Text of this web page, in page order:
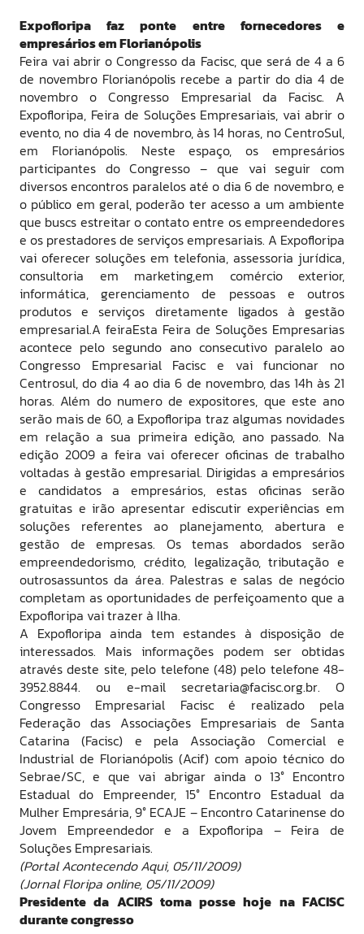
Expofloripa faz ponte entre fornecedores e
empresários em Florianópolis
Feira vai abrir o Congresso da Facisc, que será de 4 a 6
de novembro Florianópolis recebe a partir do dia 4 de
novembro o Congresso Empresarial da Facisc. A
Expofloripa, Feira de Soluções Empresariais, vai abrir o
evento, no dia 4 de novembro, às 14 horas, no CentroSul,
em Florianópolis. Neste espaço, os empresários
participantes do Congresso – que vai seguir com
diversos encontros paralelos até o dia 6 de novembro, e
o público em geral, poderão ter acesso a um ambiente
que buscs estreitar o contato entre os empreendedores
e os prestadores de serviços empresariais. A Expofloripa
vai oferecer soluções em telefonia, assessoria jurídica,
consultoria em marketing,em comércio exterior,
informática, gerenciamento de pessoas e outros
produtos e serviços diretamente ligados à gestão
empresarial.A feiraEsta Feira de Soluções Empresarias
acontece pelo segundo ano consecutivo paralelo ao
Congresso Empresarial Facisc e vai funcionar no
Centrosul, do dia 4 ao dia 6 de novembro, das 14h às 21
horas. Além do numero de expositores, que este ano
serão mais de 60, a Expofloripa traz algumas novidades
em relação a sua primeira edição, ano passado. Na
edição 2009 a feira vai oferecer oficinas de trabalho
voltadas à gestão empresarial. Dirigidas a empresários
e candidatos a empresários, estas oficinas serão
gratuitas e irão apresentar ediscutir experiências em
soluções referentes ao planejamento, abertura e
gestão de empresas. Os temas abordados serão
empreendedorismo, crédito, legalização, tributação e
outrosassuntos da área. Palestras e salas de negócio
completam as oportunidades de perfeiçoamento que a
Expofloripa vai trazer à Ilha.
A Expofloripa ainda tem estandes à disposição de
interessados. Mais informações podem ser obtidas
através deste site, pelo telefone (48) pelo telefone 48-
3952.8844. ou e-mail secretaria@facisc.org.br. O
Congresso Empresarial Facisc é realizado pela
Federação das Associações Empresariais de Santa
Catarina (Facisc) e pela Associação Comercial e
Industrial de Florianópolis (Acif) com apoio técnico do
Sebrae/SC, e que vai abrigar ainda o 13° Encontro
Estadual do Empreender, 15° Encontro Estadual da
Mulher Empresária, 9° ECAJE – Encontro Catarinense do
Jovem Empreendedor e a Expofloripa – Feira de
Soluções Empresariais.
(Portal Acontecendo Aqui, 05/11/2009)
(Jornal Floripa online, 05/11/2009)
Presidente da ACIRS toma posse hoje na FACISC
durante congresso